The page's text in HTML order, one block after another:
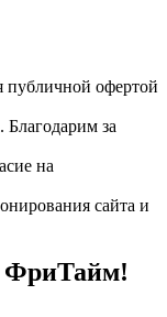
офертой
за
на
сайта и
ФриТайм!